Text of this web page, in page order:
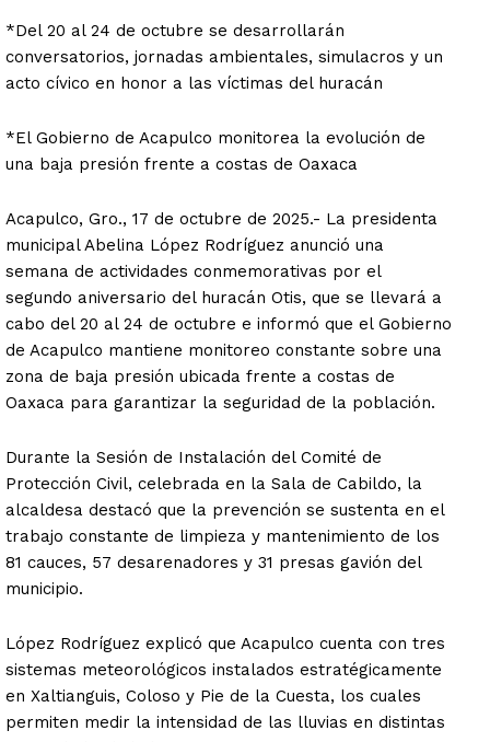
*Del 20 al 24 de octubre se desarrollarán
conversatorios, jornadas ambientales, simulacros y un
acto cívico en honor a las víctimas del huracán
*El Gobierno de Acapulco monitorea la evolución de
una baja presión frente a costas de Oaxaca
Acapulco, Gro., 17 de octubre de 2025.- La presidenta
municipal Abelina López Rodríguez anunció una
semana de actividades conmemorativas por el
segundo aniversario del huracán Otis, que se llevará a
cabo del 20 al 24 de octubre e informó que el Gobierno
de Acapulco mantiene monitoreo constante sobre una
zona de baja presión ubicada frente a costas de
Oaxaca para garantizar la seguridad de la población.
Durante la Sesión de Instalación del Comité de
Protección Civil, celebrada en la Sala de Cabildo, la
alcaldesa destacó que la prevención se sustenta en el
trabajo constante de limpieza y mantenimiento de los
81 cauces, 57 desarenadores y 31 presas gavión del
municipio.
López Rodríguez explicó que Acapulco cuenta con tres
sistemas meteorológicos instalados estratégicamente
en Xaltianguis, Coloso y Pie de la Cuesta, los cuales
permiten medir la intensidad de las lluvias en distintas